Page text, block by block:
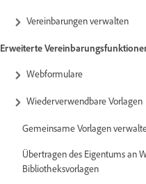
Vereinbarungen verwalten
Erweiterte
Webformulare
Wiederverwendbare Vorlagen
Gemeinsame Vorlagen
Übertragen des Eigentums an
Bibliotheksvorlagen